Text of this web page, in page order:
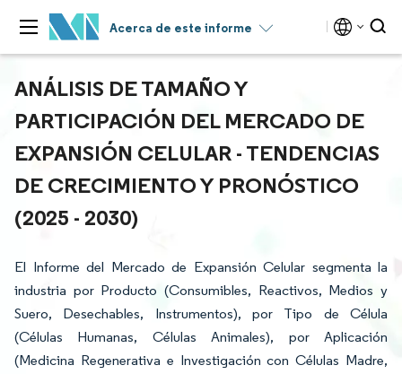
Acerca de este informe
ANÁLISIS DE TAMAÑO Y
PARTICIPACIÓN DEL MERCADO DE
EXPANSIÓN CELULAR - TENDENCIAS
DE CRECIMIENTO Y PRONÓSTICO
(2025 - 2030)
El Informe del Mercado de Expansión Celular segmenta la
industria por Producto (Consumibles, Reactivos, Medios y
Suero, Desechables, Instrumentos), por Tipo de Célula
(Células Humanas, Células Animales), por Aplicación
(Medicina Regenerativa e Investigación con Células Madre,